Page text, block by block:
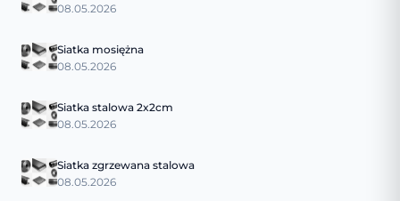
08.05.2026
Siatka mosiężna
08.05.2026
Siatka stalowa 2x2cm
08.05.2026
Siatka zgrzewana stalowa
08.05.2026